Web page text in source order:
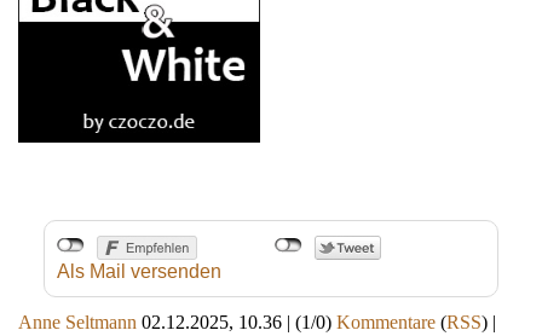
Als Mail versenden
Anne Seltmann 02.12.2025, 10.36 | (1/0) Kommentare (RSS) |